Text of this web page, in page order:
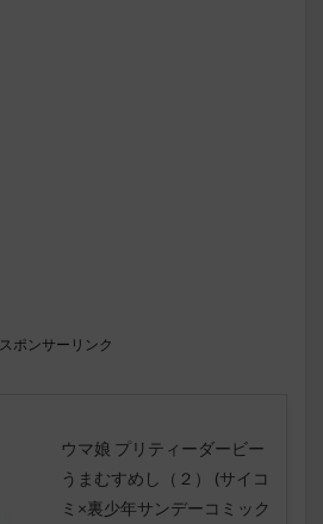
スポンサーリンク
ウマ娘 プリティーダービー
うまむすめし（２） (サイコ
ミ×裏少年サンデーコミック